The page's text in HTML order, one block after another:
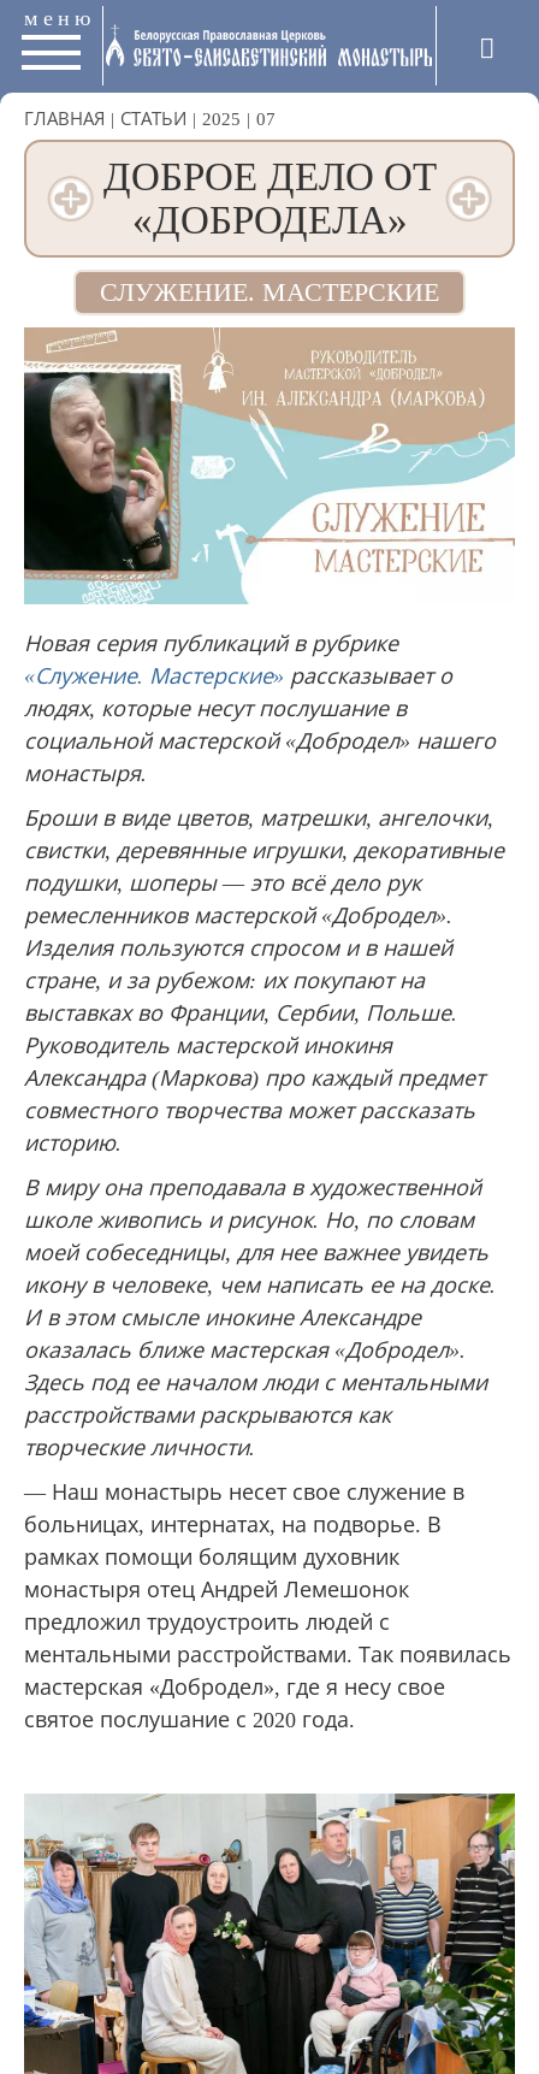
меню
ГЛАВНАЯ | СТАТЬИ | 2025 | 07
ДОБРОЕ ДЕЛО ОТ
«ДОБРОДЕЛА»
СЛУЖЕНИЕ. МАСТЕРСКИЕ
Новая серия публикаций в рубрике
«Служение. Мастерские» рассказывает о
людях, которые несут послушание в
социальной мастерской «Добродел» нашего
монастыря.
Броши в виде цветов, матрешки, ангелочки,
свистки, деревянные игрушки, декоративные
подушки, шоперы — это всё дело рук
ремесленников мастерской «Добродел».
Изделия пользуются спросом и в нашей
стране, и за рубежом: их покупают на
выставках во Франции, Сербии, Польше.
Руководитель мастерской инокиня
Александра (Маркова) про каждый предмет
совместного творчества может рассказать
историю.
В миру она преподавала в художественной
школе живопись и рисунок. Но, по словам
моей собеседницы, для нее важнее увидеть
икону в человеке, чем написать ее на доске.
И в этом смысле инокине Александре
оказалась ближе мастерская «Добродел».
Здесь под ее началом люди с ментальными
расстройствами раскрываются как
творческие личности.
— Наш монастырь несет свое служение в
больницах, интернатах, на подворье. В
рамках помощи болящим духовник
монастыря отец Андрей Лемешонок
предложил трудоустроить людей с
ментальными расстройствами. Так появилась
мастерская «Добродел», где я несу свое
святое послушание с 2020 года.